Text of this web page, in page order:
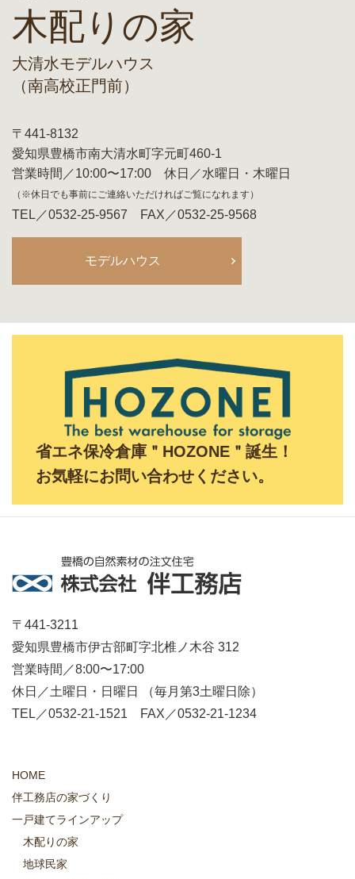
木配りの家
大清水モデルハウス
（南高校正門前）
〒441-8132
愛知県豊橋市南大清水町字元町460-1
営業時間／10:00〜17:00 休日／水曜日・木曜日
（※休日でも事前にご連絡いただければご覧になれます）
TEL／0532-25-9567 FAX／0532-25-9568
モデルハウス
省エネ保冷倉庫＂HOZONE＂誕生！
お気軽にお問い合わせください。
〒441-3211
愛知県豊橋市伊古部町字北椎ノ木谷 312
営業時間／8:00〜17:00
休日／土曜日・日曜日 （毎月第3土曜日除）
TEL／0532-21-1521 FAX／0532-21-1234
HOME
伴工務店の家づくり
一戸建てラインアップ
木配りの家
地球民家